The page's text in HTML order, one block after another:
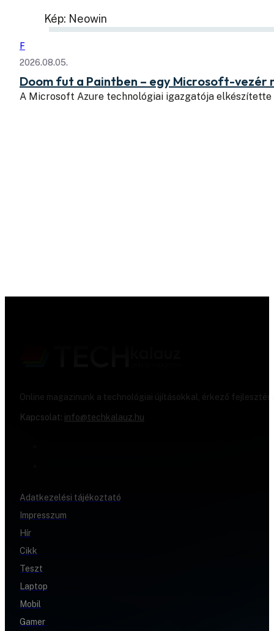
Kép: Neowin
F
2026.08.05.
Doom fut a Paintben – egy Microsoft-vezér
A Microsoft Azure technológiai igazgatója elkészítette
Online magazinunk a technológiai újításokkal, érkező
Kapcsolat: info@techkalauz.hu
Adatkezelési tájékoztató
Impresszum
Hír
Cikk
Teszt
Laptop
Mobil
Gamer